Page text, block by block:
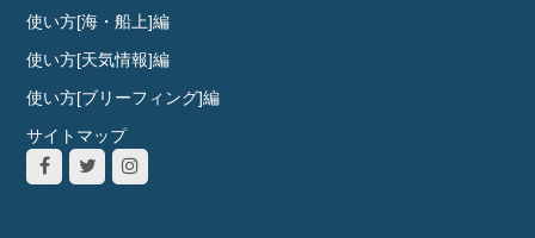
使い方[海・船上]編
使い方[天気情報]編
使い方[ブリーフィング]編
サイトマップ